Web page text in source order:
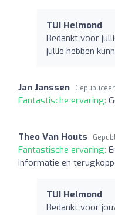
TUI Helmond
Bedankt voor
jullie hebben
Jan Janssen
Fantastische ervaring:
Theo Van Houts
Fantastische ervaring:
informatie en
TUI Helmond
Bedankt voor